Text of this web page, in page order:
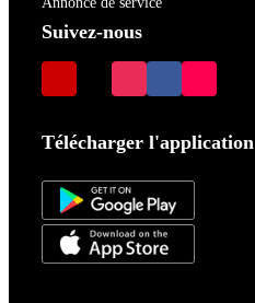
Suivez-nous
Télécharger l'application